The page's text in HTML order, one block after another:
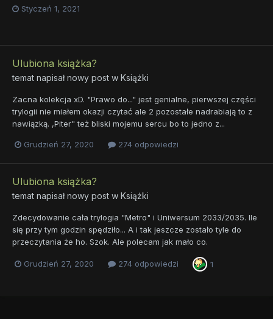
Styczeń 1, 2021
Ulubiona książka?
temat napisał nowy post w Książki
Zacna kolekcja xD. "Prawo do..." jest genialne, pierwszej części
trylogii nie miałem okazji czytać ale 2 pozostałe nadrabiają to z
nawiązką. ,Piter" też bliski mojemu sercu bo to jedno z...
Grudzień 27, 2020 274 odpowiedzi
Ulubiona książka?
temat napisał nowy post w Książki
Zdecydowanie cała trylogia "Metro" i Uniwersum 2033/2035. Ile
się przy tym godzin spędziło... A i tak jeszcze zostało tyle do
przeczytania że ho. Szok. Ale polecam jak mało co.
Grudzień 27, 2020 274 odpowiedzi 1